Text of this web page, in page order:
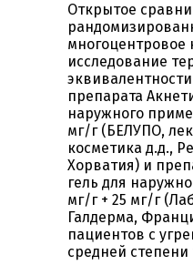
Открытое
многоцентровое
исследование
препарата
наружного
мг/г (БЕЛУПО,
косметика д.д.,
Хорватия) и
гель для
мг/г + 25 мг/г
Галдерма,
пациентов с
средней степени